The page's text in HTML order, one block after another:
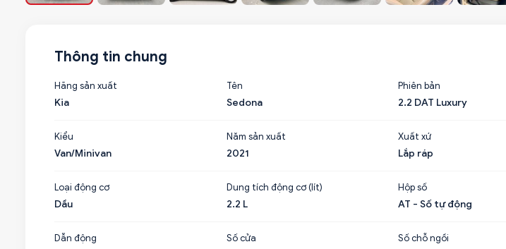
Thông tin chung
Hãng sản xuất
Kia
Tên
Sedona
Phiên bản
2.2 DAT Luxury
Kiểu
Van/Minivan
Năm sản xuất
2021
Xuất xứ
Lắp ráp
Loại động cơ
Dầu
Dung tích động cơ (lít)
2.2 L
Hộp số
AT - Số tự động
Dẫn động
Số cửa
Số chỗ ngồi